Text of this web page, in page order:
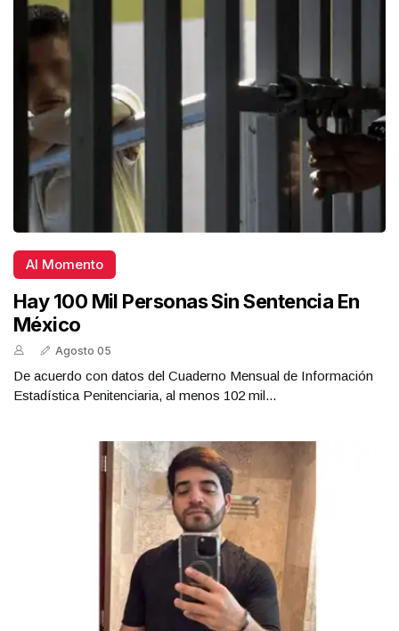
Al Momento
Hay 100 Mil Personas Sin Sentencia En
México
Agosto 05
De acuerdo con datos del Cuaderno Mensual de Información
Estadística Penitenciaria, al menos 102 mil...